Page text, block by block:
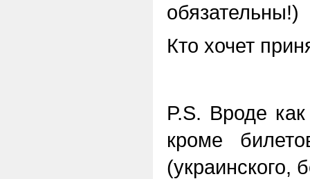
обязательны!)
Кто хочет
P.S. Вроде
кроме
(украинского,